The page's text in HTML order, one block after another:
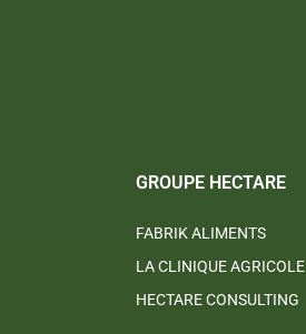
GROUPE HECTARE
FABRIK ALIMENTS
LA CLINIQUE AGRICOLE
HECTARE CONSULTING